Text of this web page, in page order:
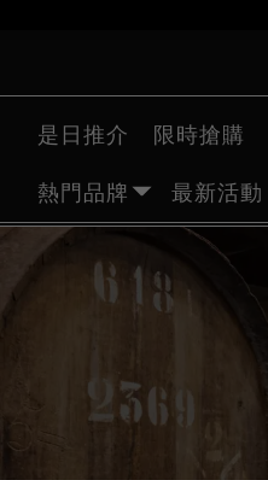
是日推介 限時搶購
熱門品牌 最新活動